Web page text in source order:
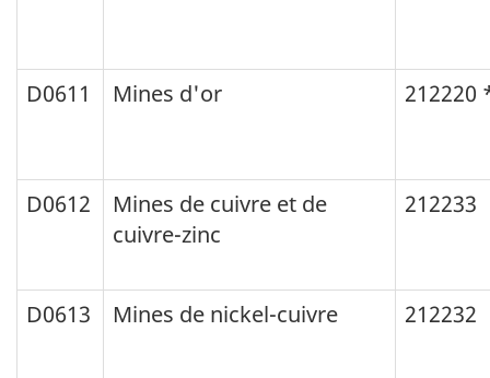
D0611 Mines d'or 212220
D0612
Mines de cuivre et de
cuivre-zinc
212233
D0613 Mines de nickel-cuivre 212232